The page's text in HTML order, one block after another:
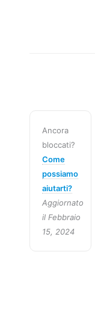
Ancora
bloccati?
Come
possiamo
aiutarti?
Aggiornato
il Febbraio
15, 2024